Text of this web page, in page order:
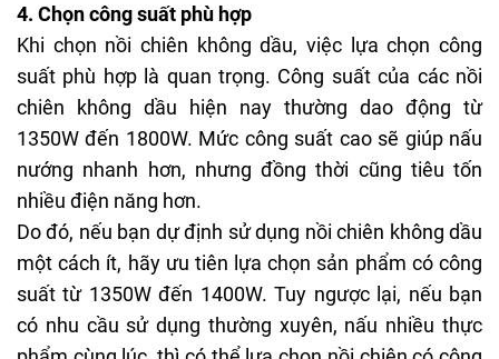
4. Chọn công suất phù hợp
Khi chọn nồi chiên không dầu, việc lựa chọn công
suất phù hợp là quan trọng. Công suất của các nồi
chiên không dầu hiện nay thường dao động từ
1350W đến 1800W. Mức công suất cao sẽ giúp nấu
nướng nhanh hơn, nhưng đồng thời cũng tiêu tốn
nhiều điện năng hơn.
Do đó, nếu bạn dự định sử dụng nồi chiên không dầu
một cách ít, hãy ưu tiên lựa chọn sản phẩm có công
suất từ 1350W đến 1400W. Tuy ngược lại, nếu bạn
có nhu cầu sử dụng thường xuyên, nấu nhiều thực